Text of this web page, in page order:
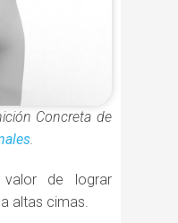
Concreta de
.
de lograr
altas cimas.